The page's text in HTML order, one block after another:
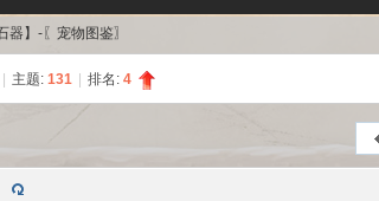
器】-〖宠物图鉴〗
主题: 131 排名: 4